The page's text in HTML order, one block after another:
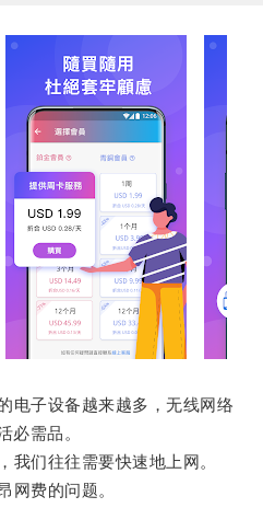
子设备越来越多，无线网络
必需品。
们往往需要快速地上网。
费的问题。